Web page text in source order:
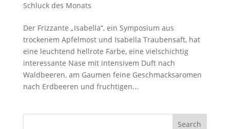
Schluck des Monats
Der Frizzante „Isabella“, ein Symposium aus
trockenem Apfelmost und Isabella Traubensaft, hat
eine leuchtend hellrote Farbe, eine vielschichtig
interessante Nase mit intensivem Duft nach
Waldbeeren, am Gaumen feine Geschmacksaromen
nach Erdbeeren und fruchtigen...